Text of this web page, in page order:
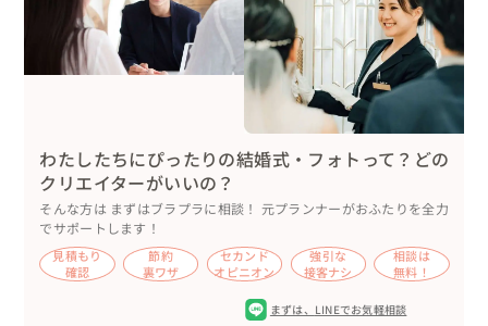
ボートレース好きの新郎様。
おふたりが編集されたレース映像には、1〜6号艇におふた
りやゲストのお名前が✨️
ゲストに1〜3着を予想していただきました✏️
映像上映中は、大盛りあがり🔥　なんと1名の方の予想が
当たり、商品をゲットされました🤩
🍰デザートプレート
誕生日が近い方、最近資格試験に合格された方など、サプ
ライズのデザートプレートでお祝い🎉
🪕民謡ライブ
リクエスト曲「三線の花」「オジー自慢のオリオンビー
ル」「オワリはじまり」「海の声」などで、沖縄らしさを
わたしたちにぴったりの結婚式・フォトって？どの
クリエイターがいいの？
そんな方は まずはブラプラに相談！ 元プランナーがおふたりを全力
でサポートします！
見積もり
確認
節約
裏ワザ
セカンド
オピニオン
強引な
接客ナシ
相談は
無料！
まずは、 LINEでお気軽相談